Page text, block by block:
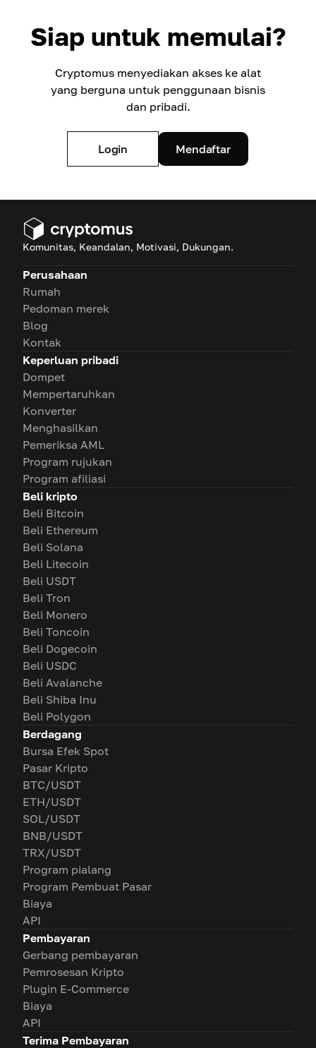
Siap untuk memulai?
Cryptomus menyediakan akses ke alat
yang berguna untuk penggunaan bisnis
dan pribadi.
Login Mendaftar
Komunitas, Keandalan, Motivasi, Dukungan.
Perusahaan
Rumah
Pedoman merek
Blog
Kontak
Keperluan pribadi
Dompet
Mempertaruhkan
Konverter
Menghasilkan
Pemeriksa AML
Program rujukan
Program afiliasi
Beli kripto
Beli Bitcoin
Beli Ethereum
Beli Solana
Beli Litecoin
Beli USDT
Beli Tron
Beli Monero
Beli Toncoin
Beli Dogecoin
Beli USDC
Beli Avalanche
Beli Shiba Inu
Beli Polygon
Berdagang
Bursa Efek Spot
Pasar Kripto
BTC/USDT
ETH/USDT
SOL/USDT
BNB/USDT
TRX/USDT
Program pialang
Program Pembuat Pasar
Biaya
API
Pembayaran
Gerbang pembayaran
Pemrosesan Kripto
Plugin E-Commerce
Biaya
API
Terima Pembayaran